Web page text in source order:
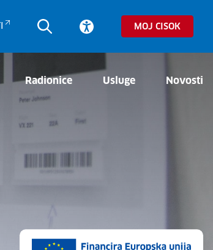
MOJ CISOK
Radionice Usluge Novosti